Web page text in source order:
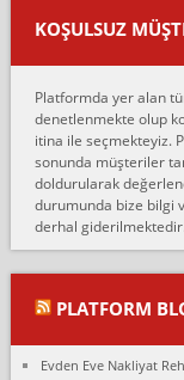
var verdikleri fiyat teklifini
oldukça tutarsı...
Ankara Alicanlar naklyat
Konya ya Alicanlar naklyat
fiyatın mazoto gele...
Fatih kokmese:
Diyarbakır dan eşyamı
Son anda fiyat artırdılar..
Ali:
olduk. Asansörlü dediler
fark istediler. ortada asa...
KOŞULSUZ
Platformda yer alan
denetlenmekte olup
itina ile seçmekteyiz.
sonunda müşteriler
doldurularak
durumunda bize bilgi
derhal
PLATFORM
Evden Eve Nakliyat